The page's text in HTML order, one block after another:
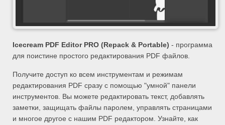
Icecream PDF Editor PRO (Repack & Portable) - программа
для поистине простого редактирования PDF файлов.
Получите доступ ко всем инструментам и режимам
редактирования PDF сразу с помощью "умной" панели
инструментов. Вы можете редактировать текст, добавлять
заметки, защищать файлы паролем, управлять страницами
и многое другое с нашим PDF редактором. Узнайте, как